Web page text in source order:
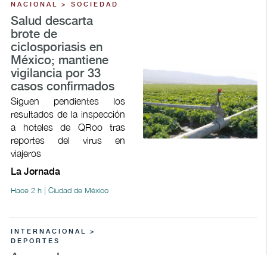
NACIONAL > SOCIEDAD
Salud descarta
brote de
ciclosporiasis en
México; mantiene
vigilancia por 33
casos confirmados
Siguen pendientes los
resultados de la inspección
a hoteles de QRoo tras
reportes del virus en
viajeros
La Jornada
Hace 2 h | Ciudad de México
INTERNACIONAL >
DEPORTES